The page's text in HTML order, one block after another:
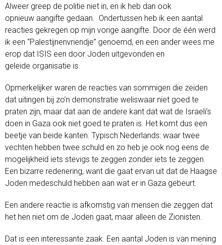
Alweer greep de politie niet in, en ik heb dan ook
opnieuw aangifte gedaan. Ondertussen heb ik een aantal
reacties gekregen op mijn vorige aangifte. Door de één werd
ik een “Palestijnenvriendje” genoemd, en een ander wees me
erop dat ISIS een door Joden uitgevonden en
geleide organisatie is.
Opmerkelijker waren de reacties van sommigen die zeiden
dat uitingen bij zo’n demonstratie weliswaar niet goed te
praten zijn, maar dat aan de andere kant dat wat de Israeli’s
doen in Gaza ook niet goed te praten is. Het komt dus een
beetje van beide kanten. Typisch Nederlands: waar twee
vechten hebben twee schuld en zo heb je ook nog eens de
mogelijkheid iets stevigs te zeggen zonder iets te zeggen.
Een bizarre redenering, want die gaat ervan uit dat de Haagse
Joden medeschuld hebben aan wat er in Gaza gebeurt.
Een andere reactie is afkomstig van mensen die zeggen dat
het hen niet om de Joden gaat, maar alleen de Zionisten.
Dat is een interessante zaak. Een aantal Joden is van mening